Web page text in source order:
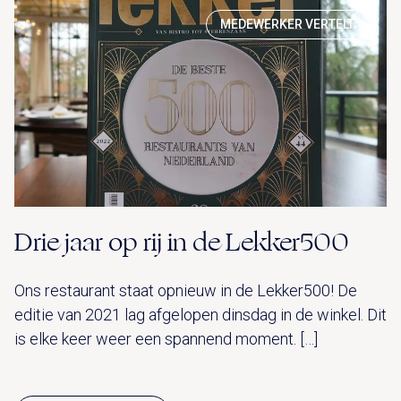
MEDEWERKER VERTELT
Drie jaar op rij in de Lekker500
Ons restaurant staat opnieuw in de Lekker500! De
editie van 2021 lag afgelopen dinsdag in de winkel. Dit
is elke keer weer een spannend moment. […]